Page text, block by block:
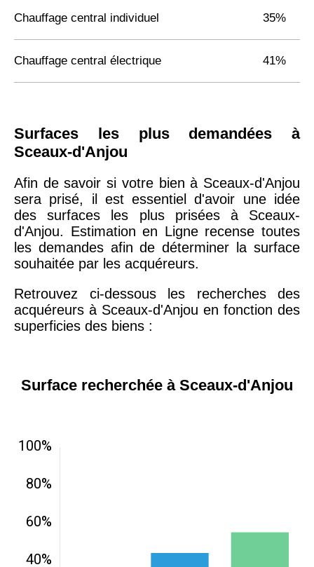
Chauffage central individuel 35%
Chauffage central électrique 41%
Surfaces les plus demandées à
Sceaux-d'Anjou
Afin de savoir si votre bien à Sceaux-d'Anjou
sera prisé, il est essentiel d'avoir une idée
des surfaces les plus prisées à Sceaux-
d'Anjou. Estimation en Ligne recense toutes
les demandes afin de déterminer la surface
souhaitée par les acquéreurs.
Retrouvez ci-dessous les recherches des
acquéreurs à Sceaux-d'Anjou en fonction des
superficies des biens :
Surface recherchée à Sceaux-d'Anjou